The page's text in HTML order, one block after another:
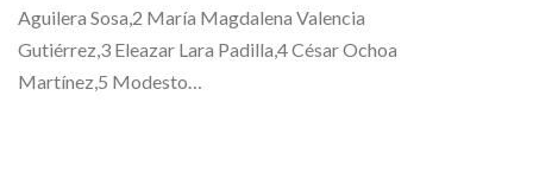
Aguilera Sosa,2 María Magdalena Valencia
Gutiérrez,3 Eleazar Lara Padilla,4 César Ochoa
Martínez,5 Modesto…